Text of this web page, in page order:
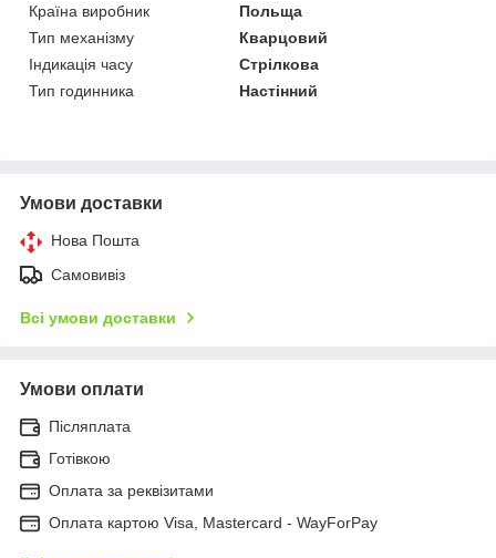
Країна виробник
Польща
Тип механізму
Кварцовий
Індикація часу
Стрілкова
Тип годинника
Настінний
Умови доставки
Нова Пошта
Самовивіз
Всі умови доставки
Умови оплати
Післяплата
Готівкою
Оплата за реквізитами
Оплата картою Visa, Mastercard - WayForPay